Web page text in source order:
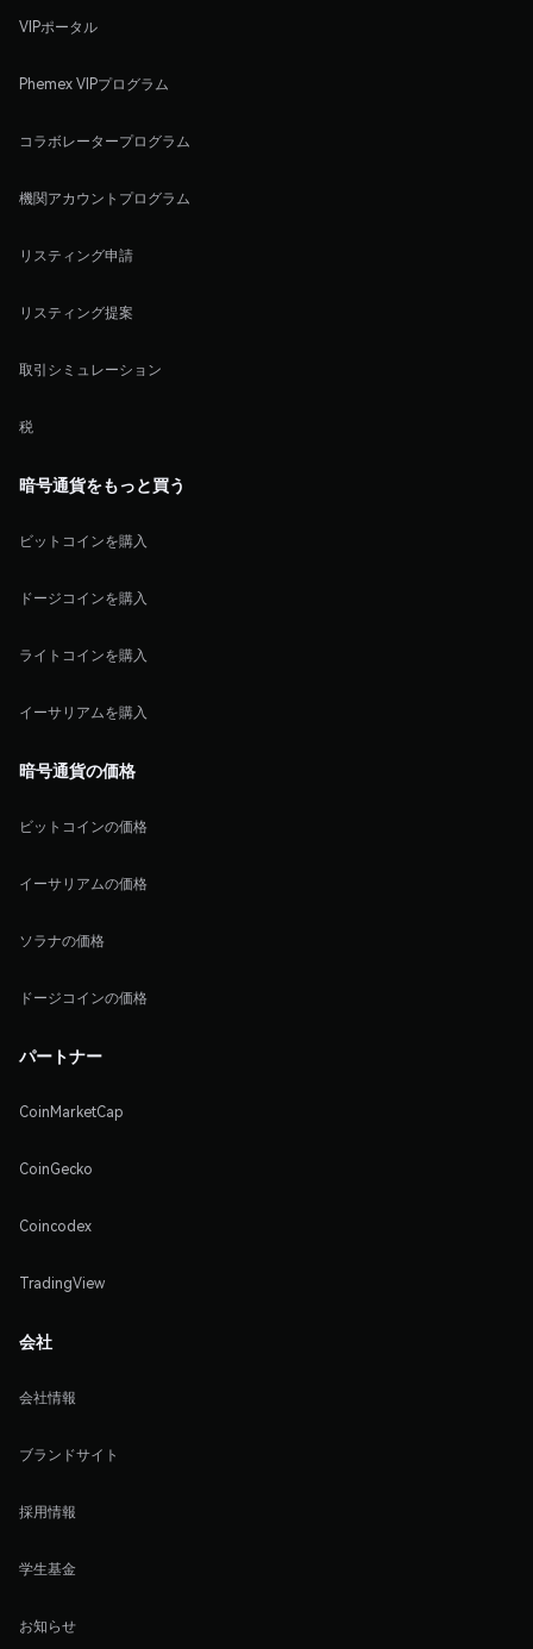
VIPポータル
Phemex VIPプログラム
コラボレータープログラム
機関アカウントプログラム
リスティング申請
リスティング提案
取引シミュレーション
税
暗号通貨をもっと買う
ビットコインを購入
ドージコインを購入
ライトコインを購入
イーサリアムを購入
暗号通貨の価格
ビットコインの価格
イーサリアムの価格
ソラナの価格
ドージコインの価格
パートナー
CoinMarketCap
CoinGecko
Coincodex
TradingView
会社
会社情報
ブランドサイト
採用情報
学生基金
お知らせ